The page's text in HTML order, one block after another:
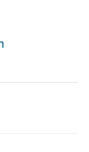
via X -
via